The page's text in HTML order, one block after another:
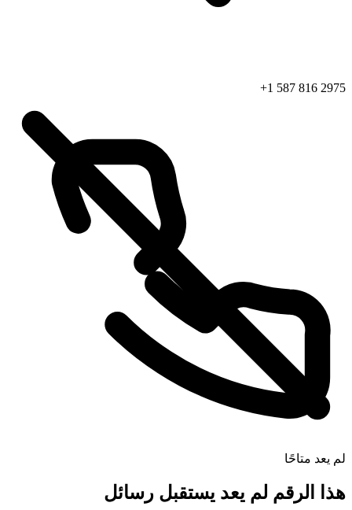
+1 587 816 2975
لم يعد متاحًا
هذا الرقم لم يعد يستقبل رسائل